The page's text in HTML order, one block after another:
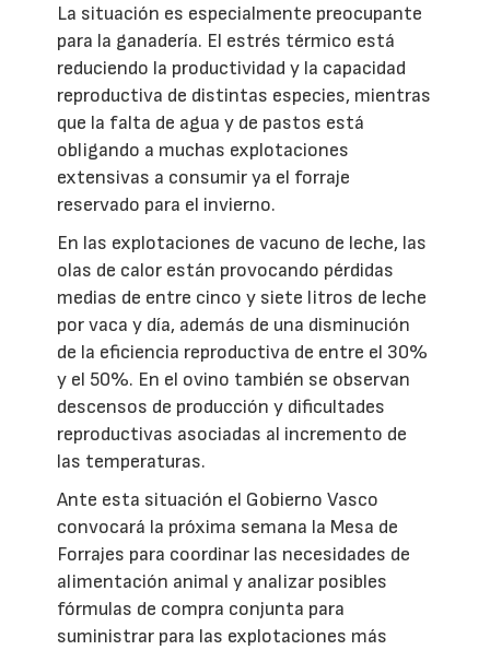
La situación es especialmente preocupante
para la ganadería. El estrés térmico está
reduciendo la productividad y la capacidad
reproductiva de distintas especies, mientras
que la falta de agua y de pastos está
obligando a muchas explotaciones
extensivas a consumir ya el forraje
reservado para el invierno.
En las explotaciones de vacuno de leche, las
olas de calor están provocando pérdidas
medias de entre cinco y siete litros de leche
por vaca y día, además de una disminución
de la eficiencia reproductiva de entre el 30%
y el 50%. En el ovino también se observan
descensos de producción y dificultades
reproductivas asociadas al incremento de
las temperaturas.
Ante esta situación el Gobierno Vasco
convocará la próxima semana la Mesa de
Forrajes para coordinar las necesidades de
alimentación animal y analizar posibles
fórmulas de compra conjunta para
suministrar para las explotaciones más